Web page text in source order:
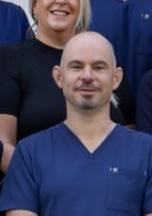
Vraag